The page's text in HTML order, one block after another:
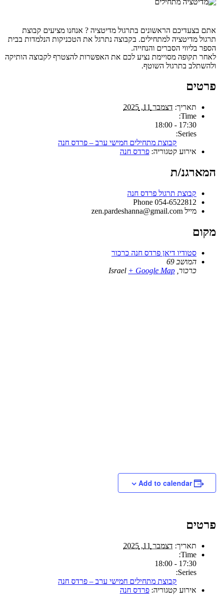
אתם בצעדיכם הראשונים בתרגול מדיטציה ? אנחנו מציעים קבוצת
תרגול מדיטציה למתחילים. בקבוצה נתרגל את הטכניקות הנלמדות בבית
הספר בליווי הסברים והנחייה.
לאחר תקופה מסויימת נציע לכם את האפשרות להצטרף לקבוצה הותיקה
ולהשתלב בתרגול השוטף.
פרטים
תאריך: דצמבר 11, 2025
Time:
17:30 - 18:00
Series:
קבוצת מתחילים חמישי ערב – פרדס חנה
אירוע קטגוריה: פרדס חנה
המארגנ/ת
קבוצת תרגול פרדס חנה
Phone 054-6522812
מייל zen.pardeshanna@gmail.com
מקום
סטודיו דיאן פרדס חנה כרכור
המושב 69
כרכור
Israel + Google Map
Add to calendar
פרטים
תאריך: דצמבר 11, 2025
Time:
17:30 - 18:00
Series:
קבוצת מתחילים חמישי ערב – פרדס חנה
אירוע קטגוריה: פרדס חנה